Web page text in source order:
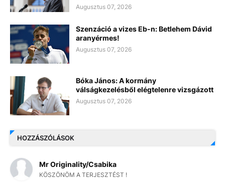
Augusztus 07, 2026
Szenzáció a vizes Eb-n: Betlehem Dávid
aranyérmes!
Augusztus 07, 2026
Bóka János: A kormány
válságkezelésből elégtelenre vizsgázott
Augusztus 07, 2026
HOZZÁSZÓLÁSOK
Mr Originality/Csabika
KÖSZÖNÖM A TERJESZTÉST !